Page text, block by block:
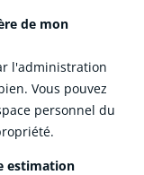
de mon
l'administration
Vous pouvez
personnel du
estimation